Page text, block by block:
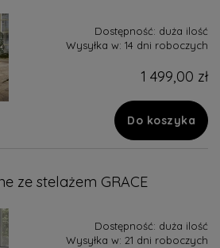
Dostępność: duża ilość
Wysyłka w: 14 dni roboczych
1 499,00 zł
Do koszyka
ze stelażem GRACE
Dostępność: duża ilość
Wysyłka w: 21 dni roboczych